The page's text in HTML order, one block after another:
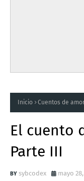
Inicio Cuentos de
El cuento
Parte III
sybcodex mayo